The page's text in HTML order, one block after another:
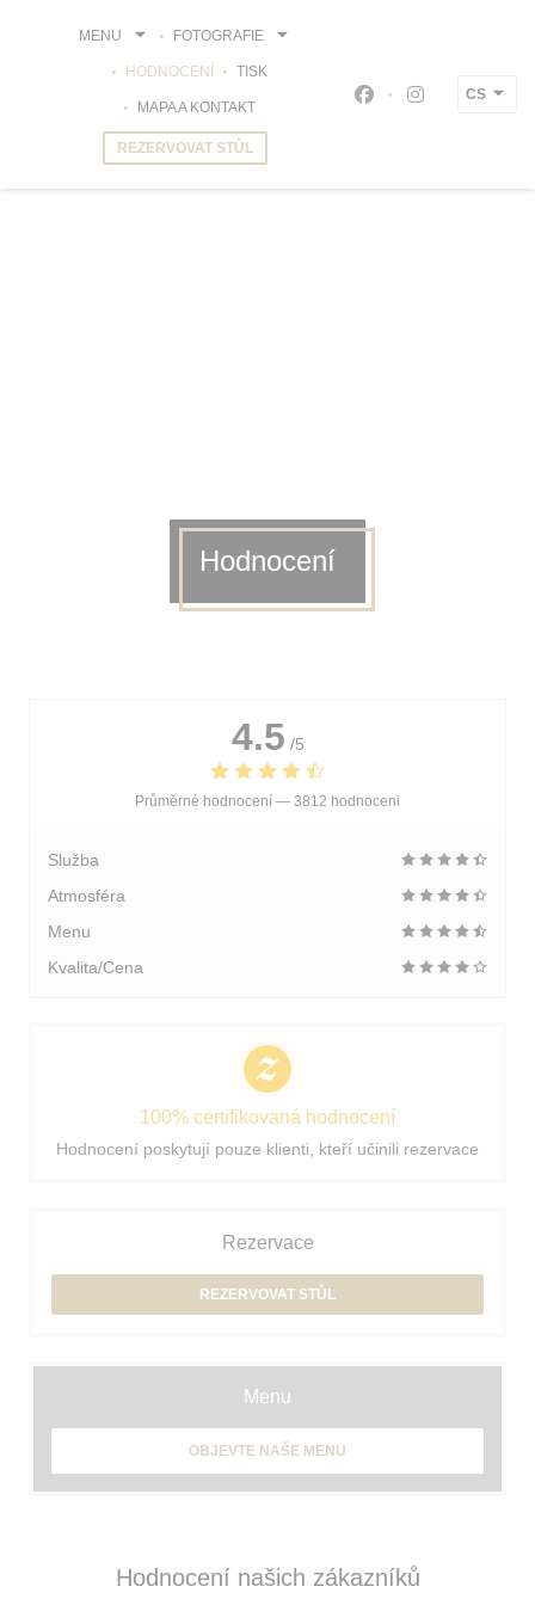
MENU FOTOGRAFIE
HODNOCENÍ TISK
MAPA A KONTAKT
REZERVOVAT STŮL
Facebook ((otevře
Instagram
CS
Hodnocení
Hodnocení našich zákazníků
4.5 /5
Průměrné hodnocení — 3812 hodnoceni
Služba
Atmosféra
Menu
Kvalita/Cena
100% certifikovaná hodnocení
Hodnocení poskytují pouze klienti, kteří učinili rezervace
Rezervace
REZERVOVAT STŮL
Menu
OBJEVTE NAŠE MENU